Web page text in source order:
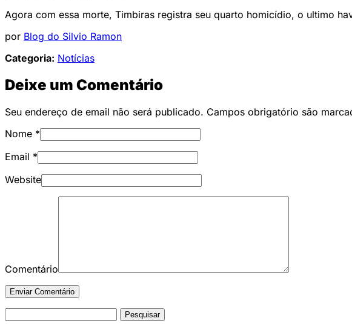
Agora com essa morte, Timbiras registra seu quarto homicídio, o ultimo
por Blog do Silvio Ramon
Categoria: Notícias
Deixe um Comentário
Seu endereço de email não será publicado. Campos obrigatório são
Nome *
Email *
Website
Comentário